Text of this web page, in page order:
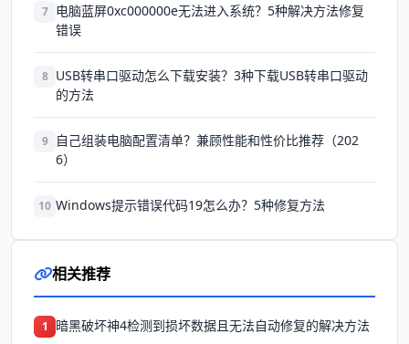
7 电脑蓝屏0xc000000e无法进入系统？5种解决方法修复
错误
8 USB转串口驱动怎么下载安装？3种下载USB转串口驱动
的方法
9
自己组装电脑配置清单？兼顾性能和性价比推荐（202
6）
10 Windows提示错误代码19怎么办？5种修复方法
相关推荐
1 暗黑破坏神4检测到损坏数据且无法自动修复的解决方法